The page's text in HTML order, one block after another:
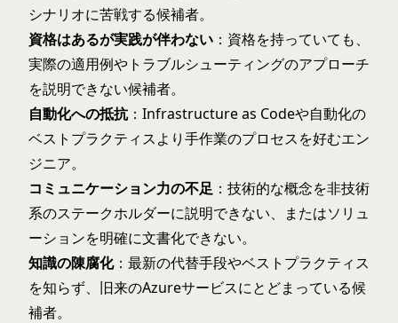
シナリオに苦戦する候補者。
資格はあるが実践が伴わない ：資格を持っていても、
実際の適用例やトラブルシューティングのアプローチ
を説明できない候補者。
自動化への抵抗：Infrastructure as Codeや自動化の
ベストプラクティスより手作業のプロセスを好むエン
ジニア。
コミュニケーション力の不足 ：技術的な概念を非技術
系のステークホルダーに説明できない、またはソリュ
ーションを明確に文書化できない。
知識の陳腐化：最新の代替手段やベストプラクティス
を知らず、旧来のAzureサービスにとどまっている候
補者。